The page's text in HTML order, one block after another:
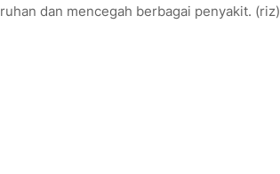
dan mencegah berbagai penyakit. (riz)